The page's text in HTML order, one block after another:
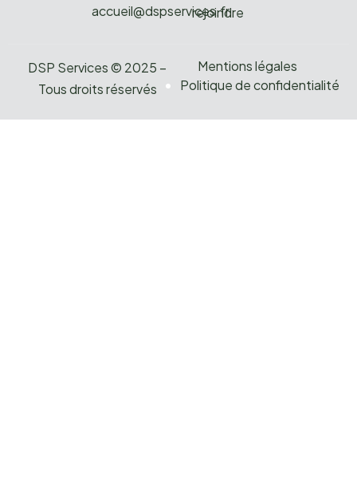
accueil@dspservices.fr
rejoindre
DSP Services © 2025 –
Tous droits réservés
Mentions légales
Politique de confidentialité